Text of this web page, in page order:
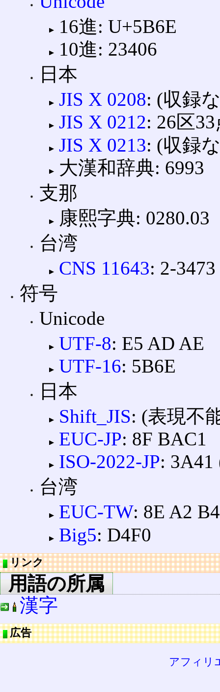
16進: U+5B6E
10進: 23406
日本
JIS X 0208: (収録
JIS X 0212: 26区
JIS X 0213: (収録
大漢和辞典: 6993
支那
康熙字典: 0280.03
台湾
CNS 11643: 2-3473
符号
Unicode
UTF-8: E5 AD AE
UTF-16: 5B6E
日本
Shift_JIS: (表現不
EUC-JP: 8F BAC1
ISO-2022-JP: 3A41
台湾
EUC-TW: 8E A2
Big5: D4F0
リンク
用語の所属
漢字
広告
アフィリ